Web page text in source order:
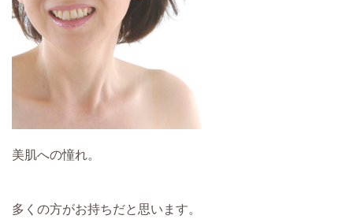
美肌への憧れ。
多くの方がお持ちだと思います。